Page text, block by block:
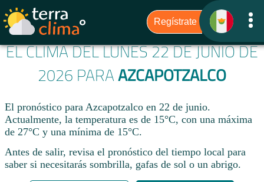
EL CLIMA DEL LUNES 22 DE JUNIO DE
2026 PARAAZCAPOTZALCO
El pronóstico para Azcapotzalco en 22 de junio.
Actualmente, la temperatura es de 15°C, con una máxima
de 27°C y una mínima de 15°C.
Antes de salir, revisa el pronóstico del tiempo local para
saber si necesitarás sombrilla, gafas de sol o un abrigo.